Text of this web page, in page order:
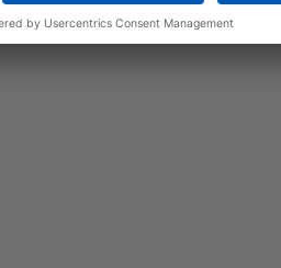
notre savoir-faire interne